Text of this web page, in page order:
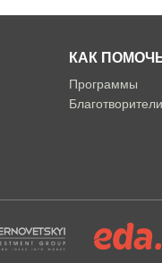
КАК
Программы
Благотворители